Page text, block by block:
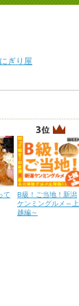
ぎり屋
て
B級！ご当地！新潟
ケンミングルメ～上
越編～